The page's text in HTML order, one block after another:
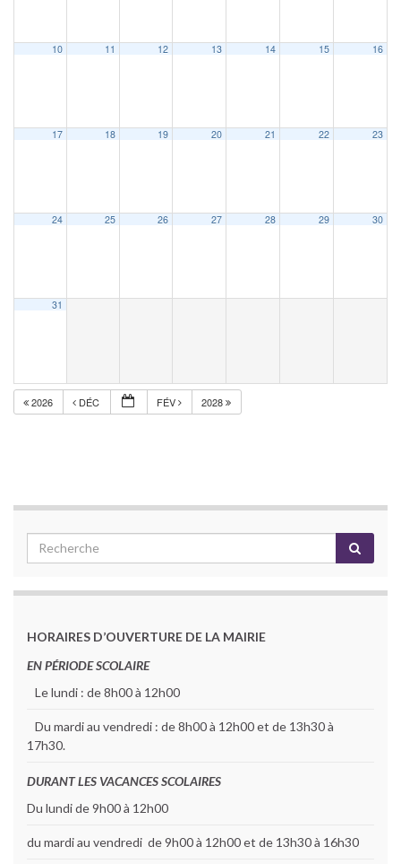
10 11 12 13 14 15 16
17 18 19 20 21 22 23
24 25 26 27 28 29 30
31
2026 DÉC FÉV 2028
HORAIRES D’OUVERTURE DE LA MAIRIE
EN PÉRIODE SCOLAIRE
Le lundi : de 8h00 à 12h00
Du mardi au vendredi : de 8h00 à 12h00 et de 13h30 à
17h30.
DURANT LES VACANCES SCOLAIRES
Du lundi de 9h00 à 12h00
du mardi au vendredi de 9h00 à 12h00 et de 13h30 à 16h30